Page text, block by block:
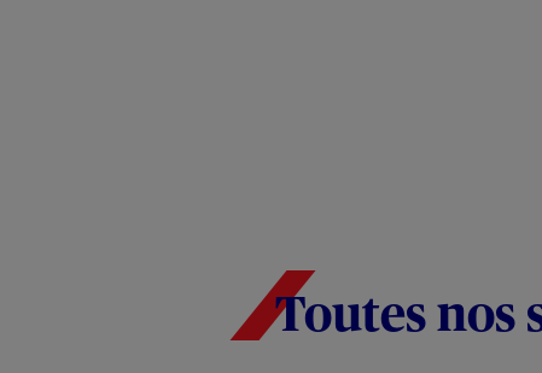
Toutes nos